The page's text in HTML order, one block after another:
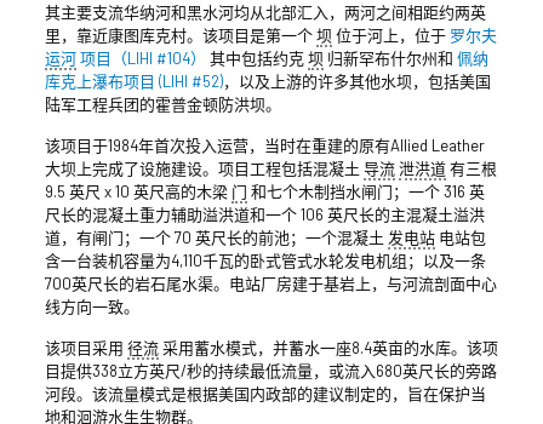
其主要支流华纳河和黑水河均从北部汇入，两河之间相距约两英
里，靠近康图库克村。该项目是第一个坝 位于河上，位于 罗尔夫
运河项目（LIHI #104） 其中包括约克坝 归新罕布什尔州和 佩纳
库克上瀑布项目 (LIHI #52)，以及上游的许多其他水坝，包括美国
陆军工程兵团的霍普金顿防洪坝。
该项目于1984年首次投入运营，当时在重建的原有Allied Leather
大坝上完成了设施建设。项目工程包括混凝土 导流泄洪道有三根
9.5 英尺 x 10 英尺高的木梁 门 和七个木制挡水闸门；一个 316 英
尺长的混凝土重力辅助溢洪道和一个 106 英尺长的主混凝土溢洪
道，有闸门；一个 70 英尺长的前池；一个混凝土 发电站电站包
含一台装机容量为4,110千瓦的卧式管式水轮发电机组；以及一条
700英尺长的岩石尾水渠。电站厂房建于基岩上，与河流剖面中心
线方向一致。
该项目采用 径流采用蓄水模式，并蓄水一座8.4英亩的水库。该项
目提供338立方英尺/秒的持续最低流量，或流入680英尺长的旁路
河段。该流量模式是根据美国内政部的建议制定的，旨在保护当
地和洄游水生生物群。